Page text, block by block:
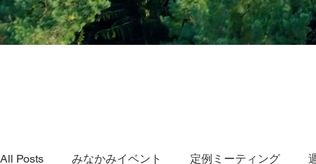
All Posts みなかみイベント 定例ミーティング